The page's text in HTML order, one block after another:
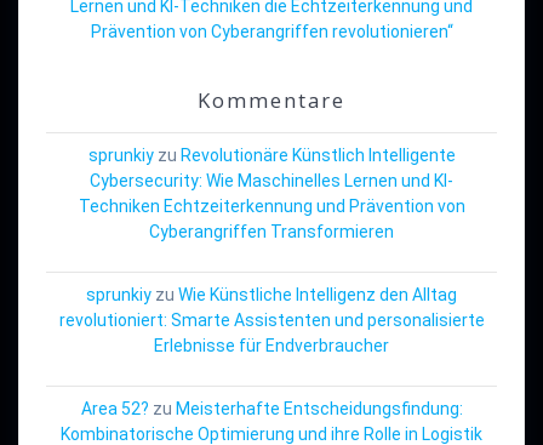
Lernen und KI-Techniken die Echtzeiterkennung und
Prävention von Cyberangriffen revolutionieren“
Kommentare
sprunkiyzu Revolutionäre Künstlich Intelligente
Cybersecurity: Wie Maschinelles Lernen und KI-
Techniken Echtzeiterkennung und Prävention von
Cyberangriffen Transformieren
sprunkiy zu Wie Künstliche Intelligenz den Alltag
revolutioniert: Smarte Assistenten und personalisierte
Erlebnisse für Endverbraucher
Area 52? zu Meisterhafte Entscheidungsfindung:
Kombinatorische Optimierung und ihre Rolle in Logistik